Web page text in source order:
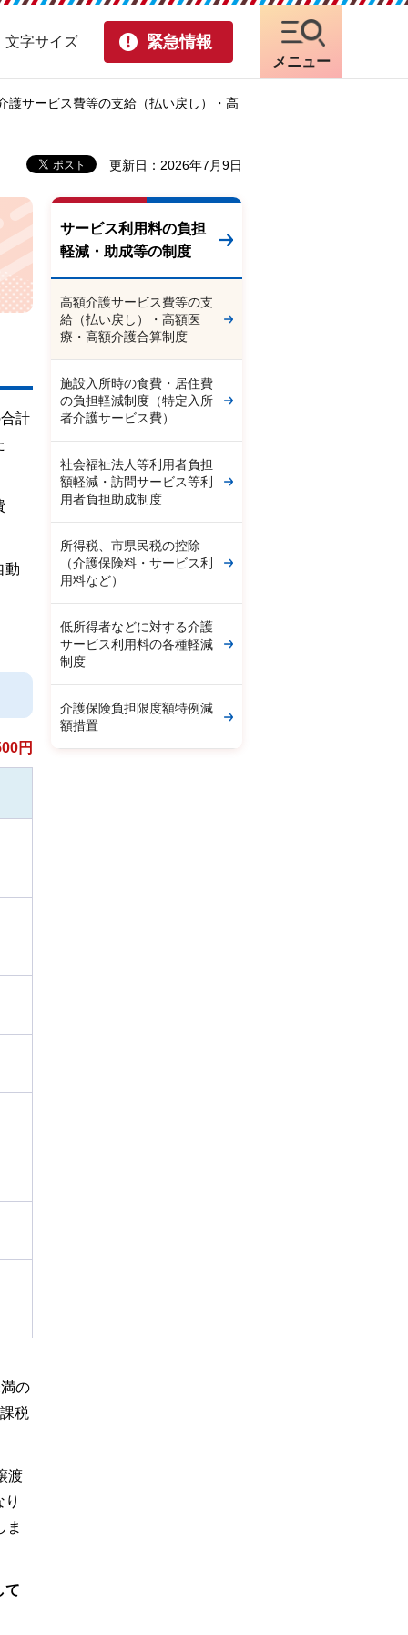
文字サイズ 緊急情報
メニュー
護サービス費等の支給（払い戻し）・高
更新日：2026年7月9日
計
動
円
の
税
渡
ま
て
サービス利用料の負担
軽減・助成等の制度
高額介護サービス費等の支
給（払い戻し）・高額医
療・高額介護合算制度
施設入所時の食費・居住費
の負担軽減制度（特定入所
者介護サービス費）
社会福祉法人等利用者負担
額軽減・訪問サービス等利
用者負担助成制度
所得税、市県民税の控除
（介護保険料・サービス利
用料など）
低所得者などに対する介護
サービス利用料の各種軽減
制度
介護保険負担限度額特例減
額措置